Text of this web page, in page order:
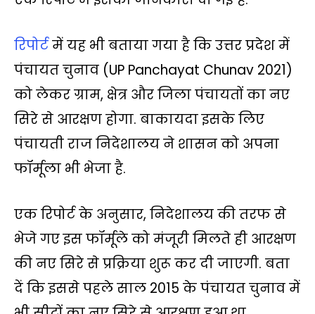
r
रिपोर्टमें यह भी बताया गया है कि उत्तर प्रदेश में
पंचायत चुनाव (UP Panchayat Chunav 2021)
को लेकर ग्राम, क्षेत्र और जिला पंचायतों का नए
सिरे से आरक्षण होगा. बाकायदा इसके लिए
पंचायती राज निदेशालय ने शासन को अपना
फॉर्मूला भी भेजा है.
एक रिपोर्ट के अनुसार, निदेशालय की तरफ से
भेजे गए इस फॉर्मूले को मंजूरी मिलते ही आरक्षण
की नए सिरे से प्रक्रिया शुरू कर दी जाएगी. बता
दें कि इससे पहले साल 2015 के पंचायत चुनाव में